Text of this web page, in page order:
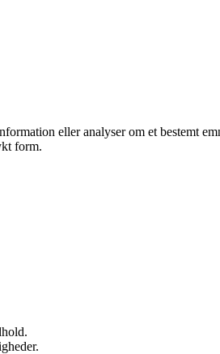
eller analyser om et bestemt
form.